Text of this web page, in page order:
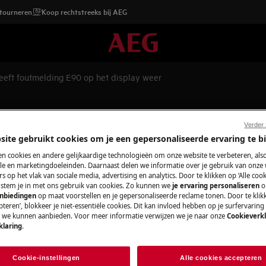
Koop rechtstreeks bij AEG
foutmelding E90 op het display weer
E90 op het display weer
weer, dit duidt op een probleem
fout van het besturings moduul
Wisselstukken
Vind originele
onze webshop
Koop
gebruikt cookies om je een gepersonaliseerde ervaring te
cookies en andere gelijkaardige technologieën om onze website te verbeteren,
en marketingdoeleinden. Daarnaast delen we informatie over je gebruik van onze
op het vlak van sociale media, advertising en analytics. Door te klikken op ‘Alle
stem je in met ons gebruik van cookies. Zo kunnen we je ervaring personaliseren
op maat voorstellen en je gepersonaliseerde reclame tonen. Door te
blokkeer je niet-essentiële cookies. Dit kan invloed hebben op je
kunnen aanbieden. Voor meer informatie verwijzen we je naar onze
.
Cookie-instellingen Alle cookies accepteren
Verder